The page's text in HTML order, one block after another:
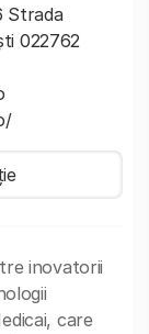
Strada
022762
inovatorii
care